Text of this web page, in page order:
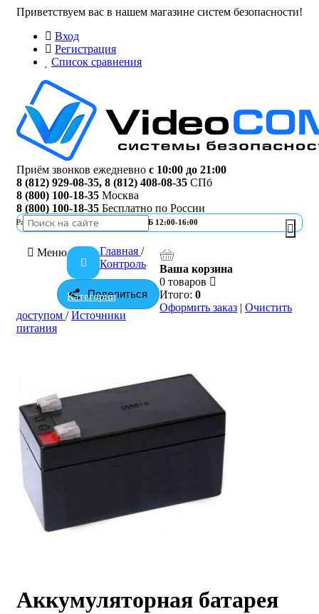
Приветствуем вас в нашем магазине систем безопасности!
Вход
Регистрация
Список сравнения
Приём звонков ежедневно с 10:00 до 21:00
8 (812) 929-08-35, 8 (812) 408-08-35 СПб
8 (800) 100-18-35 Москва
8 (800) 100-18-35 Бесплатно по России
Работа офисаПН-ПТ 10:00-19:00 | СБ 12:00-16:00
Меню
Категории
Ваша корзина
0 товаров
Итого: 0
Оформить заказ | Очистить
Поделиться
Главная /
Контроль
доступом /Источники
питания
Аккумуляторная батарея